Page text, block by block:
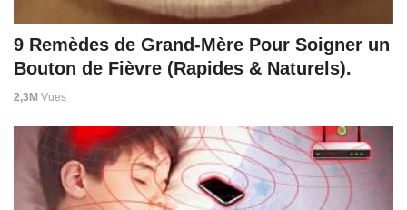
9 Remèdes de Grand-Mère Pour Soigner un
Bouton de Fièvre (Rapides & Naturels).
2,3M Vues